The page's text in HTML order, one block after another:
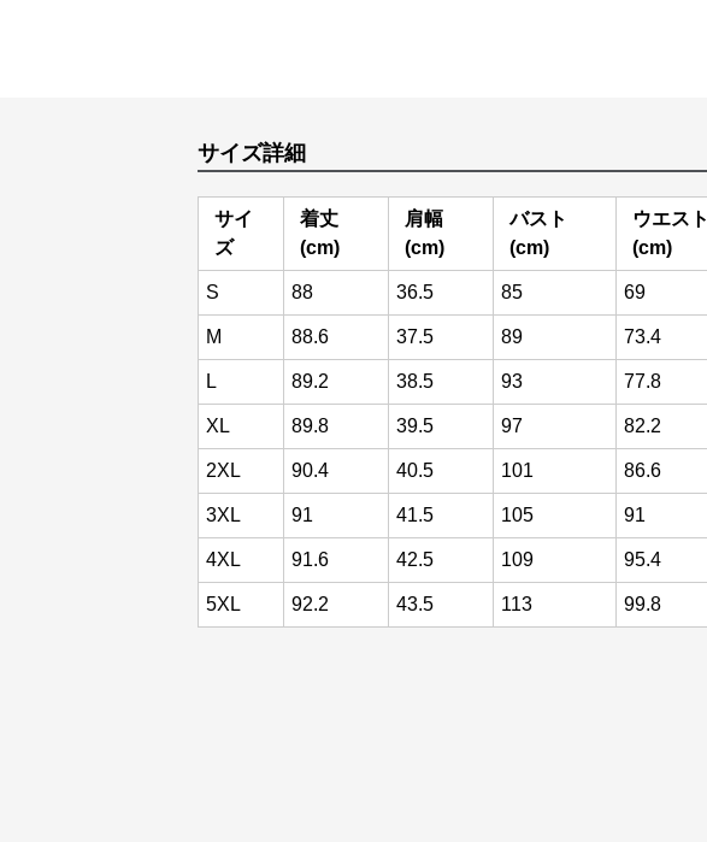
サイズ詳細
サイ
ズ
着丈
(cm)
肩幅
(cm)
バスト
(cm)
ウエスト
(cm)
S 88 36.5 85 69
M 88.6 37.5 89 73.4
L 89.2 38.5 93 77.8
XL 89.8 39.5 97 82.2
2XL 90.4 40.5 101 86.6
3XL 91 41.5 105 91
4XL 91.6 42.5 109 95.4
5XL 92.2 43.5 113 99.8